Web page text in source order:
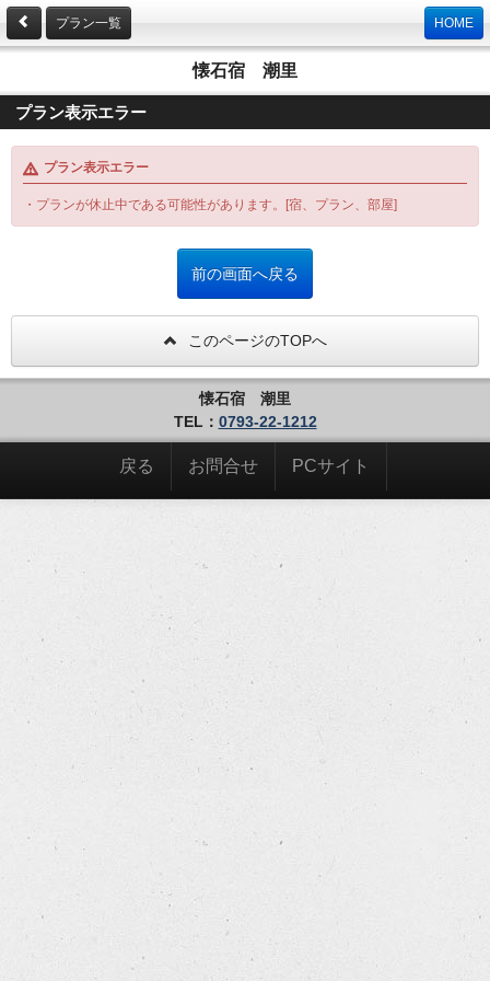
プラン一覧 HOME
懐石宿 潮里
プラン表示エラー
プラン表示エラー
・プランが休止中である可能性があります。[宿、プラン、部屋]
このページのTOPへ
懐石宿 潮里
TEL： 0793-22-1212
戻る お問合せ PCサイト